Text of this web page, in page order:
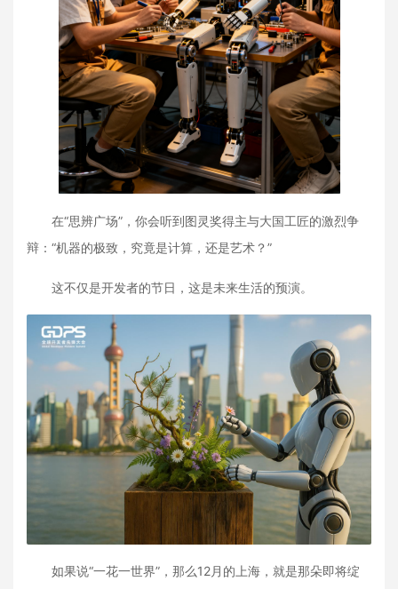
在“思辨广场”，你会听到图灵奖得主与大国工匠的激烈争
辩：“机器的极致，究竟是计算，还是艺术？”
这不仅是开发者的节日，这是未来生活的预演。
如果说“一花一世界”，那么12月的上海，就是那朵即将绽